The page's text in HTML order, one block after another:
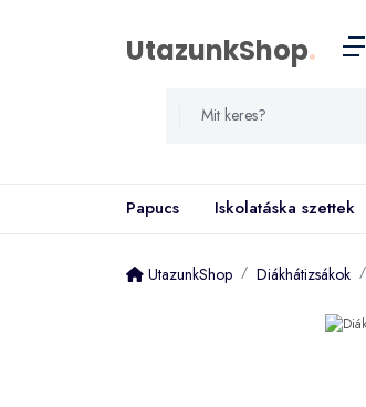
UtazunkShop.
Papucs Iskolatáska szettek
UtazunkShop Diákhátizsákok